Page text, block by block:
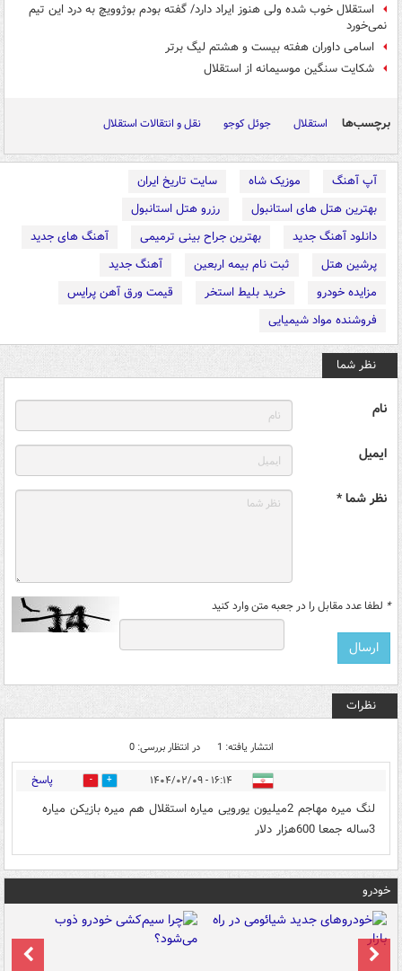
استقلال خوب شده ولی هنوز ایراد دارد/ گفته بودم بوژوویچ به درد این تیم
نمی‌خورد
اسامی داوران هفته بیست و هشتم لیگ برتر
شکایت سنگین موسیمانه از استقلال
برچسب‌ها استقلال جوئل کوجو نقل و انتقالات استقلال
آپ آهنگ موزیک شاه
سایت تاریخ ایران
بهترین هتل های استانبول
رزرو هتل استانبول
دانلود آهنگ جدید
بهترین جراح بینی ترمیمی
آهنگ های جدید
پرشین هتل
ثبت نام بیمه اربعین
آهنگ جدید
مزایده خودرو
خرید بلیط استخر
قیمت ورق آهن پرایس
فروشنده مواد شیمیایی
نظر شما
نام
ایمیل
نظر شما *
* لطفا عدد مقابل را در جعبه متن وارد کنید
نظرات
انتشار یافته: 1 در انتظار بررسی: 0
۱۶:۱۴ - ۱۴۰۴/۰۲/۰۹ 0 پاسخ
لنگ میره مهاجم 2میلیون یورویی میاره استقلال هم میره بازیکن میاره
3ساله جمعا 600هزار دلار
خودرو